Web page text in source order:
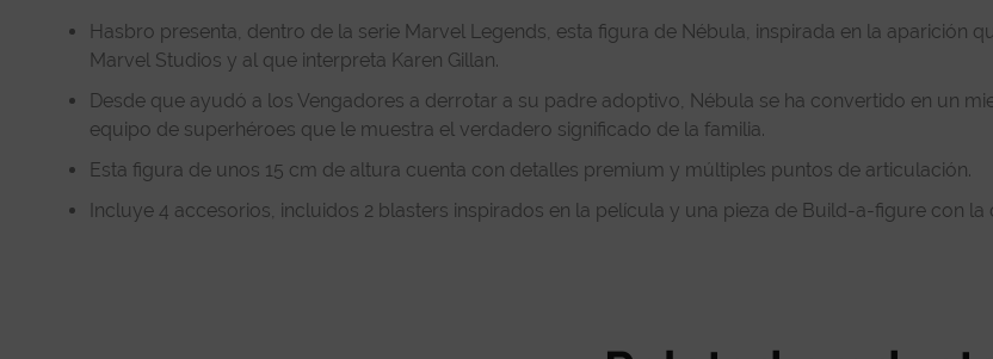
Hasbro presenta, dentro de la serie Marvel Legends, esta figura de Nébula, inspirada en la aparición
Marvel Studios y al que interpreta Karen Gillan.
Desde que ayudó a los Vengadores a derrotar a su padre adoptivo, Nébula se ha convertido en un
equipo de superhéroes que le muestra el verdadero significado de la familia.
Esta figura de unos 15 cm de altura cuenta con detalles premium y múltiples puntos de articulación.
Incluye 4 accesorios, incluidos 2 blasters inspirados en la película y una pieza de Build-a-figure con